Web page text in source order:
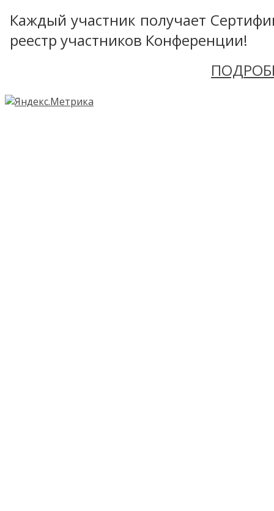
Каждый участник получает
реестр участников Конференции!